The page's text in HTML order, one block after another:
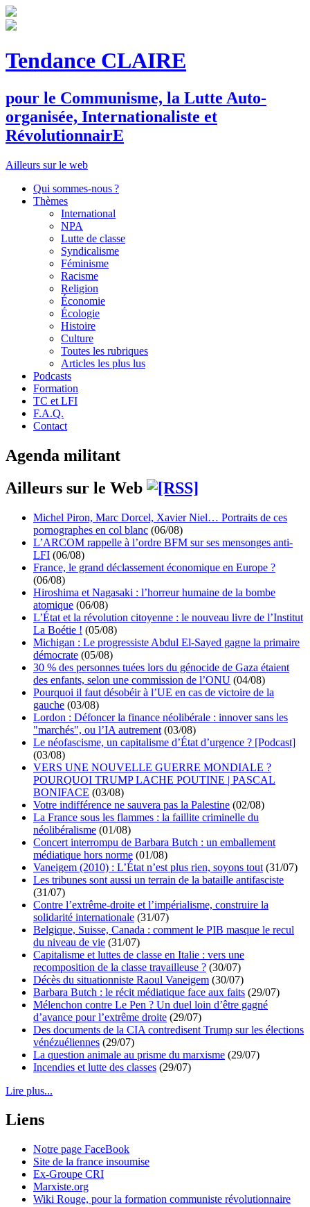
Tendance CLAIRE
pour le Communisme, la Lutte Auto-
organisée, Internationaliste et
RévolutionnairE
Ailleurs sur le web
Qui sommes-nous ?
Thèmes
International
NPA
Lutte de classe
Syndicalisme
Féminisme
Racisme
Religion
Économie
Écologie
Histoire
Culture
Toutes les rubriques
Articles les plus lus
Podcasts
Formation
TC et LFI
F.A.Q.
Contact
Agenda militant
Ailleurs sur le Web
Michel Piron, Marc Dorcel, Xavier Niel… Portraits de ces
pornographes en col blanc (06/08)
L’ARCOM rappelle à l’ordre BFM sur ses mensonges anti-
LFI (06/08)
France, le grand déclassement économique en Europe ?
(06/08)
Hiroshima et Nagasaki : l’horreur humaine de la bombe
atomique (06/08)
L’État et la révolution citoyenne : le nouveau livre de l’Institut
La Boétie ! (05/08)
Michigan : Le progressiste Abdul El-Sayed gagne la primaire
démocrate (05/08)
30 % des personnes tuées lors du génocide de Gaza étaient
des enfants, selon une commission de l’ONU (04/08)
Pourquoi il faut désobéir à l’UE en cas de victoire de la
gauche (03/08)
Lordon : Défoncer la finance néolibérale : innover sans les
"marchés", ou l’IA autrement (03/08)
Le néofascisme, un capitalisme d’État d’urgence ? [Podcast]
(03/08)
VERS UNE NOUVELLE GUERRE MONDIALE ?
POURQUOI TRUMP LACHE POUTINE | PASCAL
BONIFACE (03/08)
Votre indifférence ne sauvera pas la Palestine (02/08)
La France sous les flammes : la faillite criminelle du
néolibéralisme (01/08)
Concert interrompu de Barbara Butch : un emballement
médiatique hors norme (01/08)
Vaneigem (2010) : L’État n’est plus rien, soyons tout (31/07)
Les tribunes sont aussi un terrain de la bataille antifasciste
(31/07)
Contre l’extrême-droite et l’impérialisme, construire la
solidarité internationale (31/07)
Belgique, Suisse, Canada : comment le PIB masque le recul
du niveau de vie (31/07)
Capitalisme et luttes de classe en Italie : vers une
recomposition de la classe travailleuse ? (30/07)
Décès du situationniste Raoul Vaneigem (30/07)
Barbara Butch : le récit médiatique face aux faits (29/07)
Mélenchon contre Le Pen ? Un duel loin d’être gagné
d’avance pour l’extrême droite (29/07)
Des documents de la CIA contredisent Trump sur les élections
vénézuéliennes (29/07)
La question animale au prisme du marxisme (29/07)
Incendies et lutte des classes (29/07)
Lire plus...
Liens
Notre page FaceBook
Site de la france insoumise
Ex-Groupe CRI
Marxiste.org
Wiki Rouge, pour la formation communiste révolutionnaire